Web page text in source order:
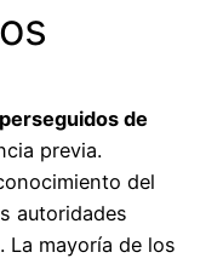
de
previa.
del
autoridades
La mayoría de los